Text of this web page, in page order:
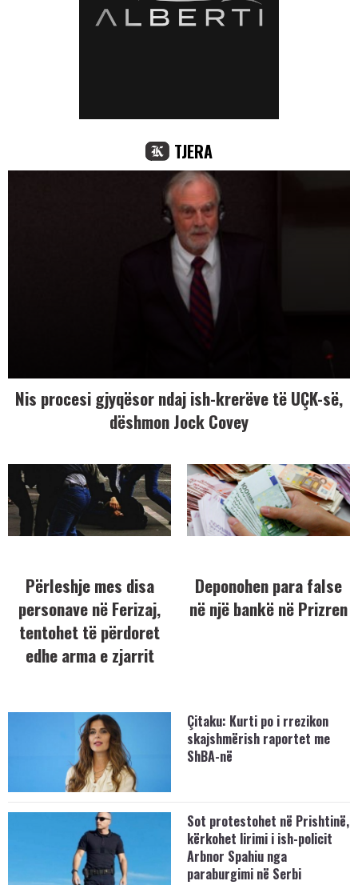
TJERA
Nis procesi gjyqësor ndaj ish-krerëve të UÇK-së,
dëshmon Jock Covey
Përleshje mes disa
personave në Ferizaj,
tentohet të përdoret
edhe arma e zjarrit
Deponohen para false
në një bankë në Prizren
Çitaku: Kurti po i rrezikon
skajshmërish raportet me
ShBA-në
Sot protestohet në Prishtinë,
kërkohet lirimi i ish-policit
Arbnor Spahiu nga
paraburgimi në Serbi